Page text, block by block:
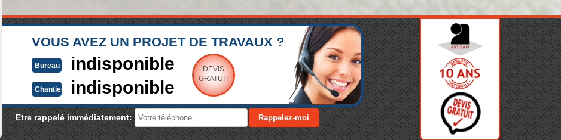
VOUS AVEZ UN PROJET DE TRAVAUX ?
Bureau indisponible
Chantier indisponible
DEVIS
GRATUIT
Etre rappelé immédiatement: